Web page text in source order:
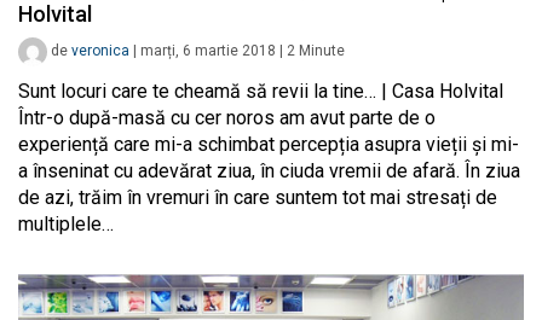
Holvital
de veronica marți, 6 martie 2018 2 Minute
Sunt locuri care te cheamă să revii la tine… | Casa Holvital
Într-o după-masă cu cer noros am avut parte de o
experiență care mi-a schimbat percepția asupra vieții și mi-
a înseninat cu adevărat ziua, în ciuda vremii de afară. În ziua
de azi, trăim în vremuri în care suntem tot mai stresați de
multiplele…